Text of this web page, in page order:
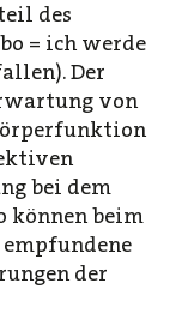
des
= ich werde
Der
von
bei dem
können beim
der